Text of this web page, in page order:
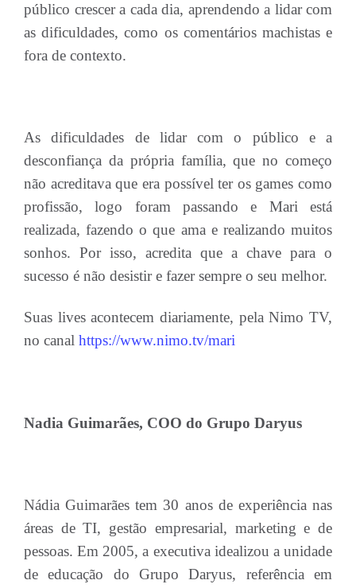
público crescer a cada dia, aprendendo a lidar com
as dificuldades, como os comentários machistas e
fora de contexto.
As dificuldades de lidar com o público e a
desconfiança da própria família, que no começo
não acreditava que era possível ter os games como
profissão, logo foram passando e Mari está
realizada, fazendo o que ama e realizando muitos
sonhos. Por isso, acredita que a chave para o
sucesso é não desistir e fazer sempre o seu melhor.
Suas lives acontecem diariamente, pela Nimo TV,
no canal https://www.nimo.tv/mari
Nadia Guimarães, COO do Grupo Daryus
Nádia Guimarães tem 30 anos de experiência nas
áreas de TI, gestão empresarial, marketing e de
pessoas. Em 2005, a executiva idealizou a unidade
de educação do Grupo Daryus, referência em